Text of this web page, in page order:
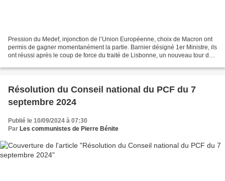
Pression du Medef, injonction de l’Union Européenne, choix de Macron ont
permis de gagner momentanément la partie. Barnier désigné 1er Ministre, ils
ont réussi après le coup de force du traité de Lisbonne, un nouveau tour de
Résolution du Conseil national du PCF du 7
septembre 2024
Publié le 10/09/2024 à 07:30
Par Les communistes de Pierre Bénite